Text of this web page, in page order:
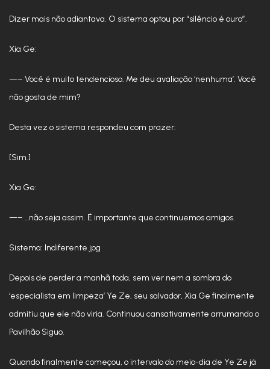
Dizer mais não adiantava. O sistema optou por “silêncio é ouro”.
Xia Ge:
—– Você é muito tendencioso. Me deu avaliação ‘nenhuma’. Você
não gosta de mim?
Desta vez o sistema respondeu com prazer:
[Sim.]
Xia Ge:
—– …não seja assim. É importante que continuemos amigos.
Sistema: Indiferente.jpg
Depois de perder a manhã toda, sem ver nem a sombra do
‘especialista em limpeza’ Ye Ze, seu salvador, Xia Ge finalmente
admitiu que ele não viria. Continuou cansativamente arrumando o
Pavilhão Siguo.
Quando finalmente começou, o intervalo do meio-dia de Ye Ze já